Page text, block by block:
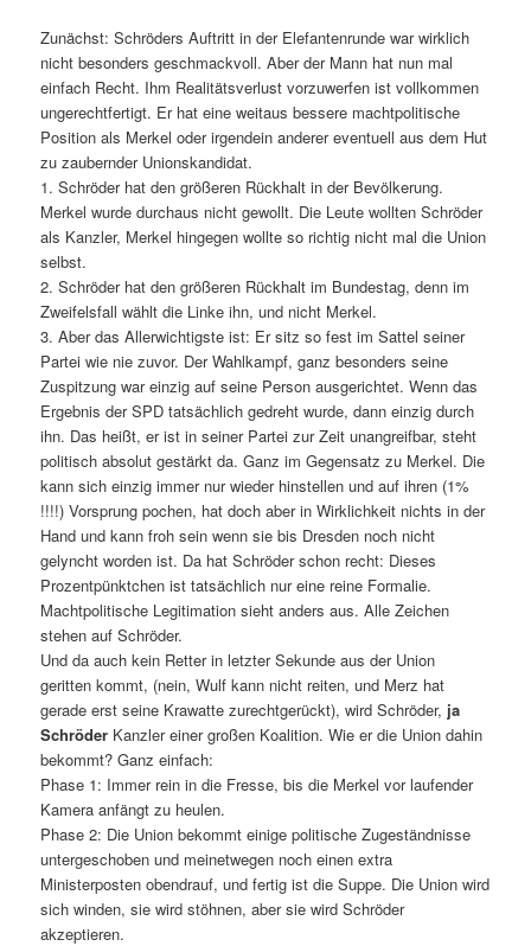
Zunächst: Schröders Auftritt in der Elefantenrunde war wirklich
nicht besonders geschmackvoll. Aber der Mann hat nun mal
einfach Recht. Ihm Realitätsverlust vorzuwerfen ist vollkommen
ungerechtfertigt. Er hat eine weitaus bessere machtpolitische
Position als Merkel oder irgendein anderer eventuell aus dem Hut
zu zaubernder Unionskandidat.
1. Schröder hat den größeren Rückhalt in der Bevölkerung.
Merkel wurde durchaus nicht gewollt. Die Leute wollten Schröder
als Kanzler, Merkel hingegen wollte so richtig nicht mal die Union
selbst.
2. Schröder hat den größeren Rückhalt im Bundestag, denn im
Zweifelsfall wählt die Linke ihn, und nicht Merkel.
3. Aber das Allerwichtigste ist: Er sitz so fest im Sattel seiner
Partei wie nie zuvor. Der Wahlkampf, ganz besonders seine
Zuspitzung war einzig auf seine Person ausgerichtet. Wenn das
Ergebnis der SPD tatsächlich gedreht wurde, dann einzig durch
ihn. Das heißt, er ist in seiner Partei zur Zeit unangreifbar, steht
politisch absolut gestärkt da. Ganz im Gegensatz zu Merkel. Die
kann sich einzig immer nur wieder hinstellen und auf ihren (1%
!!!!) Vorsprung pochen, hat doch aber in Wirklichkeit nichts in der
Hand und kann froh sein wenn sie bis Dresden noch nicht
gelyncht worden ist. Da hat Schröder schon recht: Dieses
Prozentpünktchen ist tatsächlich nur eine reine Formalie.
Machtpolitische Legitimation sieht anders aus. Alle Zeichen
stehen auf Schröder.
Und da auch kein Retter in letzter Sekunde aus der Union
geritten kommt, (nein, Wulf kann nicht reiten, und Merz hat
gerade erst seine Krawatte zurechtgerückt), wird Schröder, ja
Schröder Kanzler einer großen Koalition. Wie er die Union dahin
bekommt? Ganz einfach:
Phase 1: Immer rein in die Fresse, bis die Merkel vor laufender
Kamera anfängt zu heulen.
Phase 2: Die Union bekommt einige politische Zugeständnisse
untergeschoben und meinetwegen noch einen extra
Ministerposten obendrauf, und fertig ist die Suppe. Die Union wird
sich winden, sie wird stöhnen, aber sie wird Schröder
akzeptieren.